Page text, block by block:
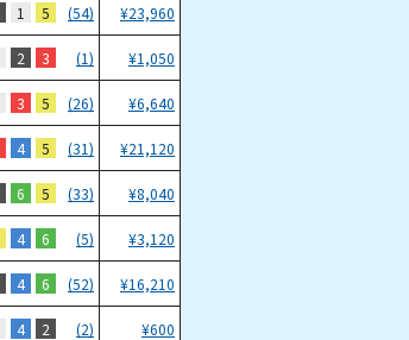
1 5 (54) ¥23,960
2 3 (1) ¥1,050
3 5 (26) ¥6,640
4 5 (31) ¥21,120
6 5 (33) ¥8,040
4 6 (5) ¥3,120
4 6 (52) ¥16,210
4 2 (2) ¥600